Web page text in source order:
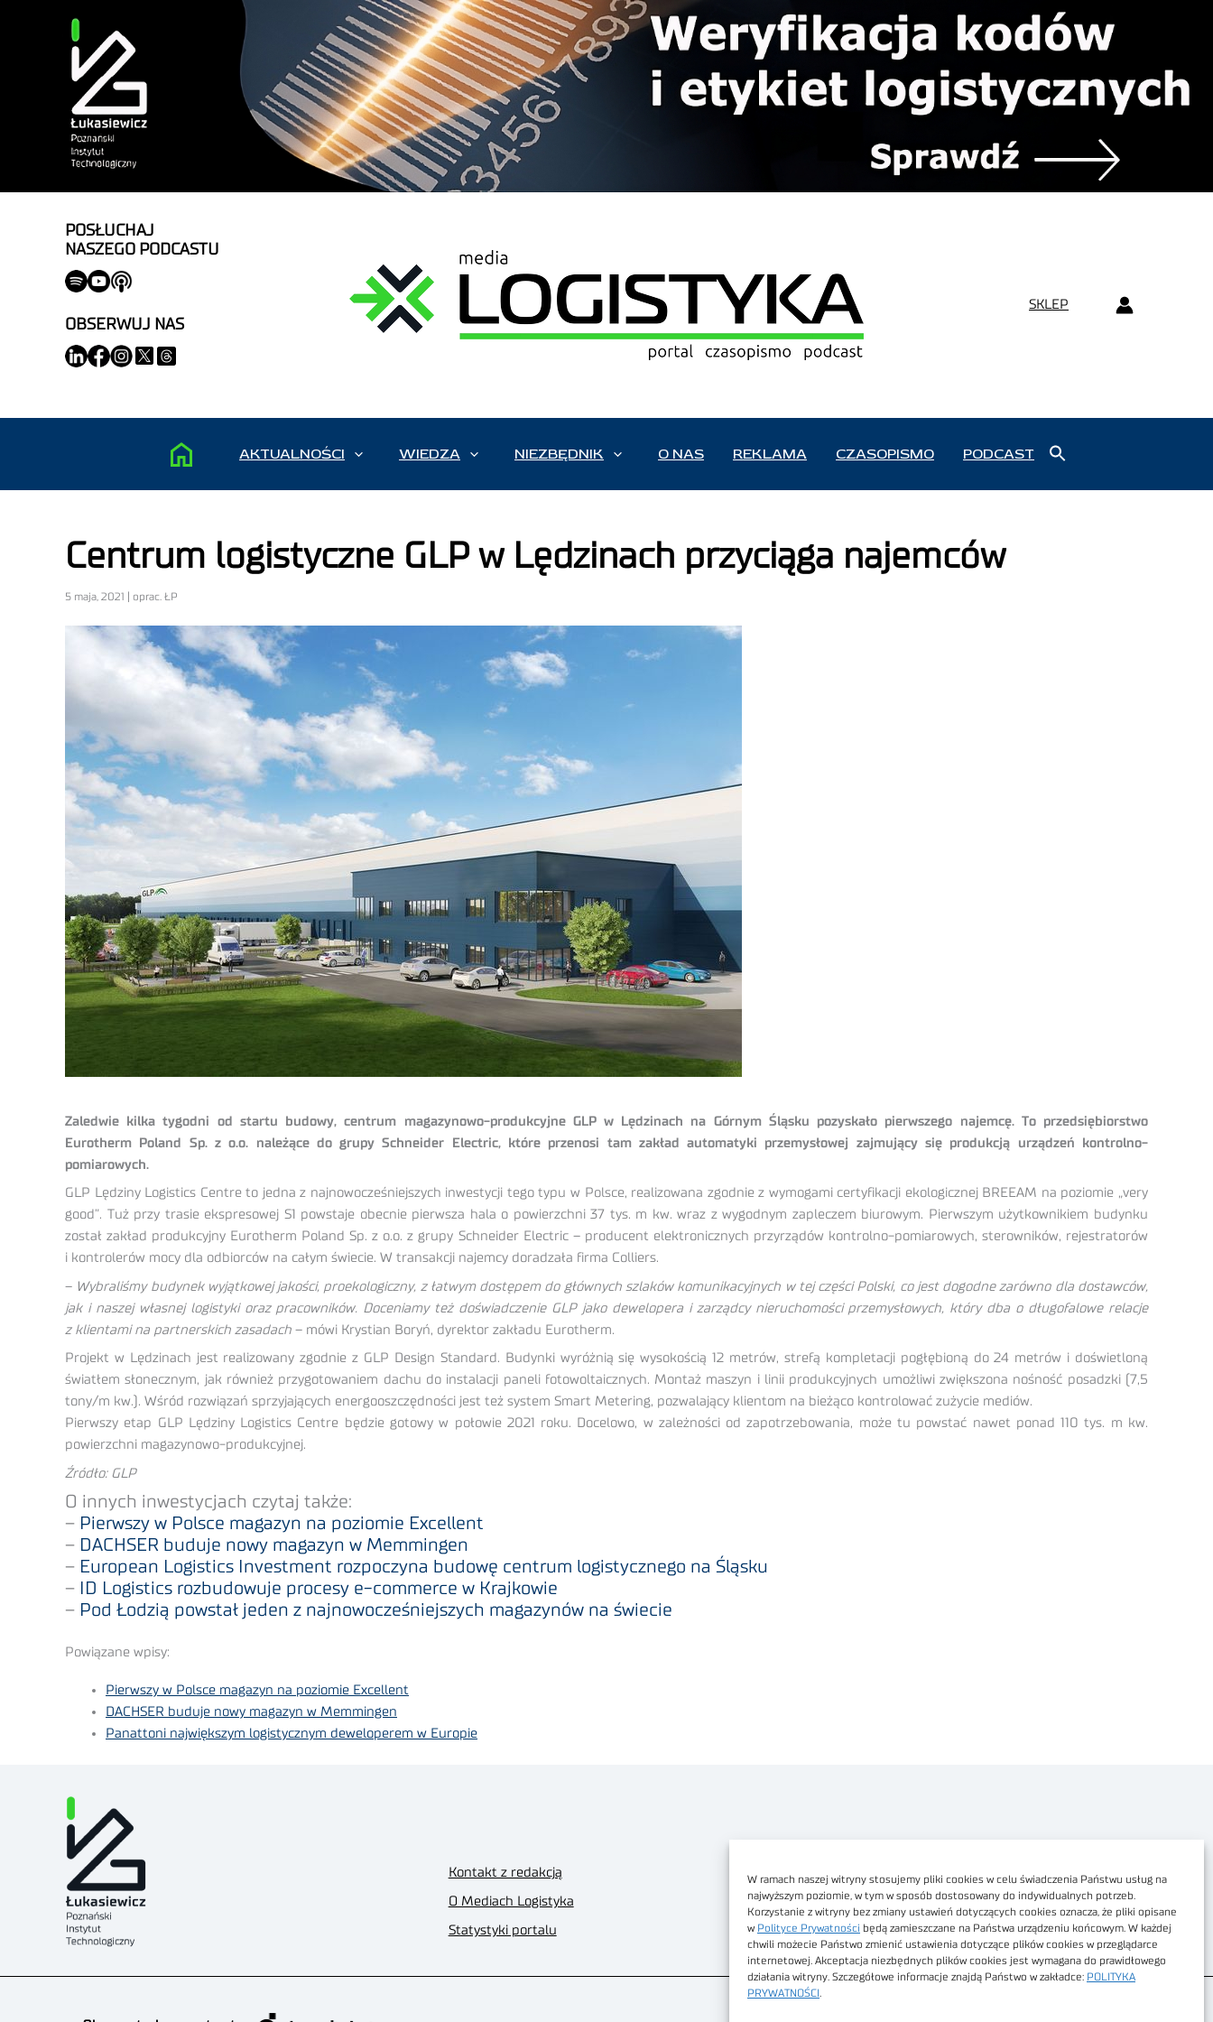
W ramach naszej witryny stosujemy pliki cookies w celu świadczenia Państwu usług na
najwyższym poziomie, w tym w sposób dostosowany do indywidualnych potrzeb.
Korzystanie z witryny bez zmiany ustawień dotyczących cookies oznacza, że pliki opisane
w Polityce Prywatności będą zamieszczane na Państwa urządzeniu końcowym. W każdej
chwili możecie Państwo zmienić ustawienia dotyczące plików cookies w przeglądarce
internetowej. Akceptacja niezbędnych plików cookies jest wymagana do prawidłowego
działania witryny. Szczegółowe informacje znajdą Państwo w zakładce: POLITYKA
PRYWATNOŚCI
POSŁUCHAJ
NASZEGO PODCASTU
OBSERWUJ NAS
SKLEP
AKTUALNOŚCI WIEDZA NIEZBĘDNIK O NAS REKLAMA CZASOPISMO PODCAST
Centrum logistyczne GLP w Lędzinach przyciąga najemców
5 maja, 2021 | oprac. ŁP
Zaledwie kilka tygodni od startu budowy, centrum magazynowo-produkcyjne GLP w Lędzinach na Górnym Śląsku pozyskało pierwszego najemcę. To przedsiębiorstwo
Eurotherm Poland Sp. z o.o. należące do grupy Schneider Electric, które przenosi tam zakład automatyki przemysłowej zajmujący się produkcją urządzeń kontrolno-
pomiarowych.
GLP Lędziny Logistics Centre to jedna z najnowocześniejszych inwestycji tego typu w Polsce, realizowana zgodnie z wymogami certyfikacji ekologicznej BREEAM na poziomie „very
good”. Tuż przy trasie ekspresowej S1 powstaje obecnie pierwsza hala o powierzchni 37 tys. m kw. wraz z wygodnym zapleczem biurowym. Pierwszym użytkownikiem budynku
został zakład produkcyjny Eurotherm Poland Sp. z o.o. z grupy Schneider Electric – producent elektronicznych przyrządów kontrolno-pomiarowych, sterowników, rejestratorów
i kontrolerów mocy dla odbiorców na całym świecie. W transakcji najemcy doradzała firma Colliers.
– Wybraliśmy budynek wyjątkowej jakości, proekologiczny, z łatwym dostępem do głównych szlaków komunikacyjnych w tej części Polski, co jest dogodne zarówno dla dostawców,
jak i naszej własnej logistyki oraz pracowników. Doceniamy też doświadczenie GLP jako dewelopera i zarządcy nieruchomości przemysłowych, który dba o długofalowe relacje
z klientami na partnerskich zasadach – mówi Krystian Boryń, dyrektor zakładu Eurotherm.
Projekt w Lędzinach jest realizowany zgodnie z GLP Design Standard. Budynki wyróżnią się wysokością 12 metrów, strefą kompletacji pogłębioną do 24 metrów i doświetloną
światłem słonecznym, jak również przygotowaniem dachu do instalacji paneli fotowoltaicznych. Montaż maszyn i linii produkcyjnych umożliwi zwiększona nośność posadzki (7,5
tony/m kw.). Wśród rozwiązań sprzyjających energooszczędności jest też system Smart Metering, pozwalający klientom na bieżąco kontrolować zużycie mediów.
Pierwszy etap GLP Lędziny Logistics Centre będzie gotowy w połowie 2021 roku. Docelowo, w zależności od zapotrzebowania, może tu powstać nawet ponad 110 tys. m kw.
powierzchni magazynowo-produkcyjnej.
Źródło: GLP
O innych inwestycjach czytaj także:
– Pierwszy w Polsce magazyn na poziomie Excellent
– DACHSER buduje nowy magazyn w Memmingen
– European Logistics Investment rozpoczyna budowę centrum logistycznego na Śląsku
–
ID Logistics rozbudowuje procesy e-commerce w Krajkowie
– Pod Łodzią powstał jeden z najnowocześniejszych magazynów na świecie
Powiązane wpisy:
Pierwszy w Polsce magazyn na poziomie Excellent
DACHSER buduje nowy magazyn w Memmingen
Panattoni największym logistycznym deweloperem w Europie
Kontakt z redakcją
O Mediach Logistyka
Statystyki portalu
Dostępność cyfrowa
Regulamin Portalu
Regulamin sklepu